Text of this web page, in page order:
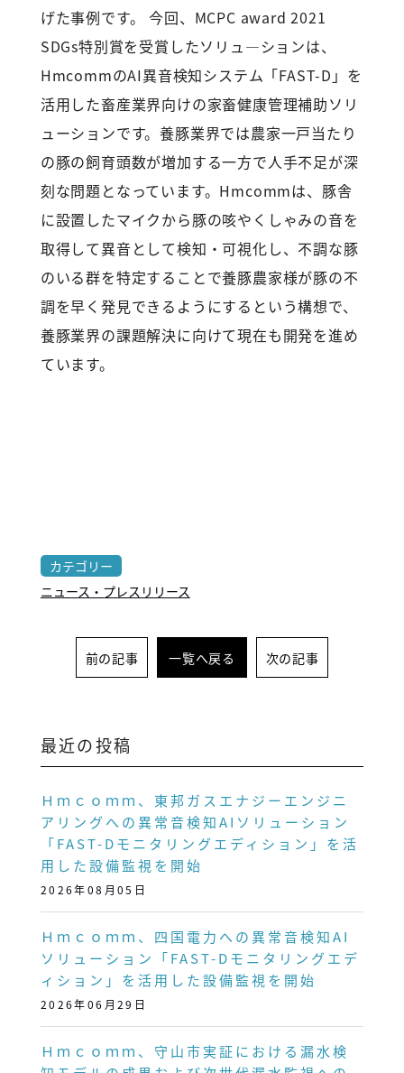
げた事例です。 今回、MCPC award 2021
SDGs特別賞を受賞したソリュ―ションは、
HmcommのAI異音検知システム「FAST-D」を
活用した畜産業界向けの家畜健康管理補助ソリ
ューションです。養豚業界では農家一戸当たり
の豚の飼育頭数が増加する一方で人手不足が深
刻な問題となっています。Hmcommは、豚舎
に設置したマイクから豚の咳やくしゃみの音を
取得して異音として検知・可視化し、不調な豚
のいる群を特定することで養豚農家様が豚の不
調を早く発見できるようにするという構想で、
養豚業界の課題解決に向けて現在も開発を進め
ています。
カテゴリー
ニュース・プレスリリース
前の記事 一覧へ戻る 次の記事
最近の投稿
Ｈｍｃｏｍｍ、東邦ガスエナジーエンジニ
アリングへの異常音検知AIソリューション
「FAST-Dモニタリングエディション」を活
用した設備監視を開始
2026年08月05日
Ｈｍｃｏｍｍ、四国電力への異常音検知AI
ソリューション「FAST-Dモニタリングエデ
ィション」を活用した設備監視を開始
2026年06月29日
Ｈｍｃｏｍｍ、守山市実証における漏水検